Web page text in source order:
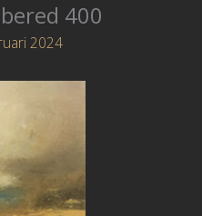
400
2024